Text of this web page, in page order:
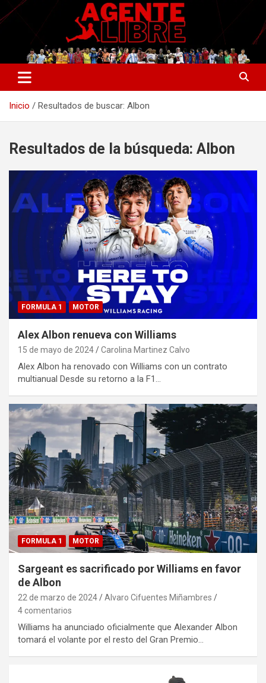
Saltar
al
Agente Libre Digital
La nueva generación del periodismo deportivo.
Inicio Resultados de buscar: Albon
Resultados de la búsqueda: Albon
FORMULA 1 MOTOR
Alex Albon renueva con Williams
15 de mayo de 2024 Carolina Martinez Calvo
Alex Albon ha renovado con Williams con un contrato
multianual Desde su retorno a la F1…
FORMULA 1 MOTOR
Sargeant es sacrificado por Williams en favor
de Albon
22 de marzo de 2024
Alvaro Cifuentes Miñambres
4 comentarios
Williams ha anunciado oficialmente que Alexander Albon
tomará el volante por el resto del Gran Premio…